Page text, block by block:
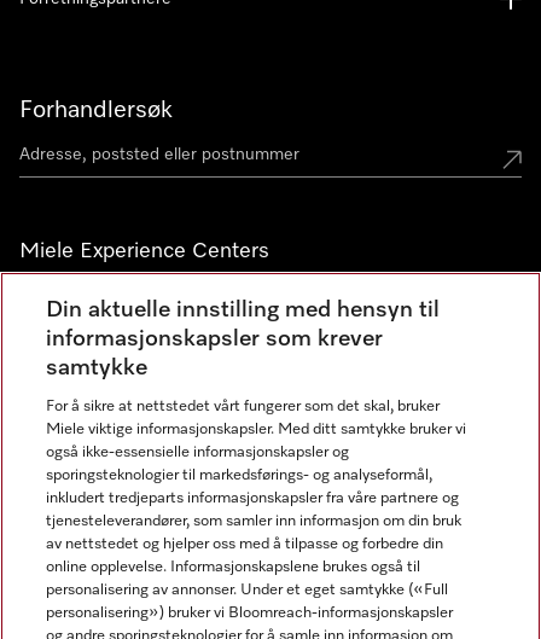
Forhandlersøk
Miele Experience Centers
Miele Experience Center Nesbru
Miele Outlet Nesbru
Nyhetsbrev
Din aktuelle innstilling med hensyn til
informasjonskapsler som krever
samtykke
For å sikre at nettstedet vårt fungerer som det skal, bruker
Miele viktige informasjonskapsler. Med ditt samtykke bruker vi
også ikke-essensielle informasjonskapsler og
sporingsteknologier til markedsførings- og analyseformål,
inkludert tredjeparts informasjonskapsler fra våre partnere og
tjenesteleverandører, som samler inn informasjon om din bruk
av nettstedet og hjelper oss med å tilpasse og forbedre din
online opplevelse. Informasjonskapslene brukes også til
personalisering av annonser. Under et eget samtykke («Full
personalisering») bruker vi Bloomreach-informasjonskapsler